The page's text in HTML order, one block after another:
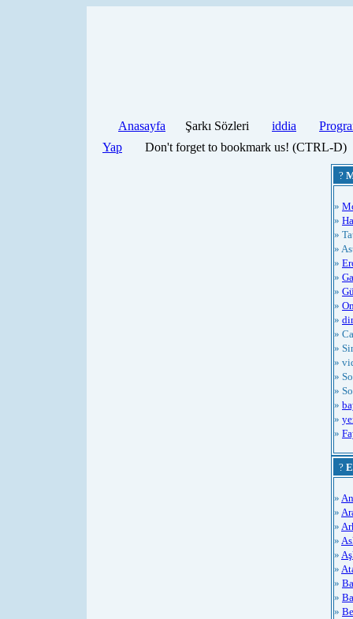
Anasayfa Şarkı Sözleri iddia
Yap
Don't forget to bookmark us! (CTRL-D)
?
»
»
»
»
»
»
»
»
»
»
»
»
»
»
»
»
»
?
»
»
»
»
»
»
»
»
»